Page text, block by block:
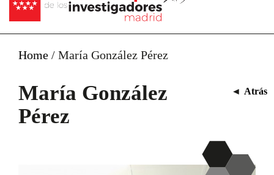
Home / María González Pérez
María González
Pérez
◄ Atrás